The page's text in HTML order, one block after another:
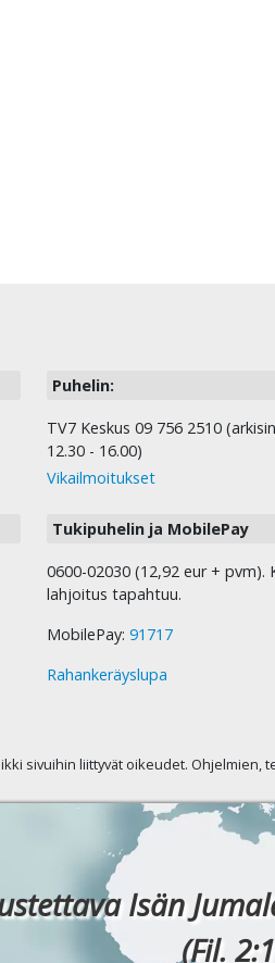
Puhelin:
TV7 Keskus 09 756 2510
12.30 - 16.00)
Vikailmoitukset
Tukipuhelin ja MobilePay
0600-02030 (12,92 eur + pvm).
lahjoitus tapahtuu.
MobilePay: 91717
Rahankeräyslupa
sivuihin liittyvät oikeudet.
Isän
(Fil.